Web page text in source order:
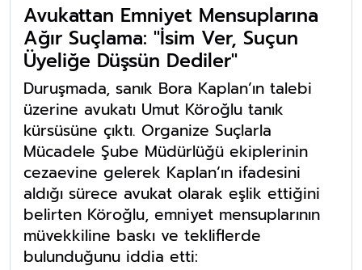
Avukattan Emniyet Mensuplarına
Ağır Suçlama: "İsim Ver, Suçun
Üyeliğe Düşsün Dediler"
Duruşmada, sanık Bora Kaplan’ın talebi
üzerine avukatı Umut Köroğlu tanık
kürsüsüne çıktı. Organize Suçlarla
Mücadele Şube Müdürlüğü ekiplerinin
cezaevine gelerek Kaplan’ın ifadesini
aldığı sürece avukat olarak eşlik ettiğini
belirten Köroğlu, emniyet mensuplarının
müvekkiline baskı ve tekliflerde
bulunduğunu iddia etti: